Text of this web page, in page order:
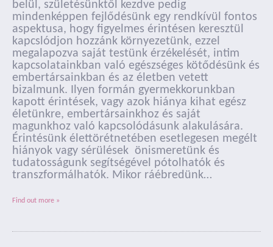
belül, születésünktől kezdve pedig
mindenképpen fejlődésünk egy rendkívül fontos
aspektusa, hogy figyelmes érintésen keresztül
kapcslódjon hozzánk környezetünk, ezzel
megalapozva saját testünk érzékelését, intim
kapcsolatainkban való egészséges kötődésünk és
embertársainkban és az életben vetett
bizalmunk. Ilyen formán gyermekkorunkban
kapott érintések, vagy azok hiánya kihat egész
életünkre, embertársainkhoz és saját
magunkhoz való kapcsolódásunk alakulására.
Érintésünk élettörétnetében esetlegesen megélt
hiányok vagy sérülések önismeretünk és
tudatosságunk segítségével pótolhatók és
transzformálhatók. Mikor ráébredünk…
Find out more »